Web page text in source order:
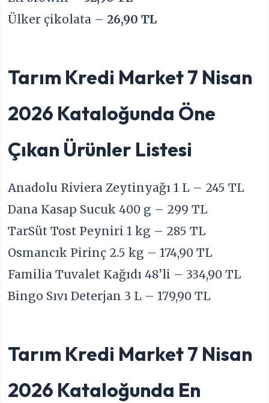
Ülker çikolata –26,90 TL
Tarım Kredi Market 7 Nisan
2026 Kataloğunda Öne
Çıkan Ürünler Listesi
Anadolu Riviera Zeytinyağı 1 L – 245 TL
Dana Kasap Sucuk 400 g – 299 TL
TarSüt Tost Peyniri 1 kg – 285 TL
Osmancık Pirinç 2.5 kg – 174,90 TL
Familia Tuvalet Kağıdı 48’li – 334,90 TL
Bingo Sıvı Deterjan 3 L – 179,90 TL
Tarım Kredi Market 7 Nisan
2026 Kataloğunda En